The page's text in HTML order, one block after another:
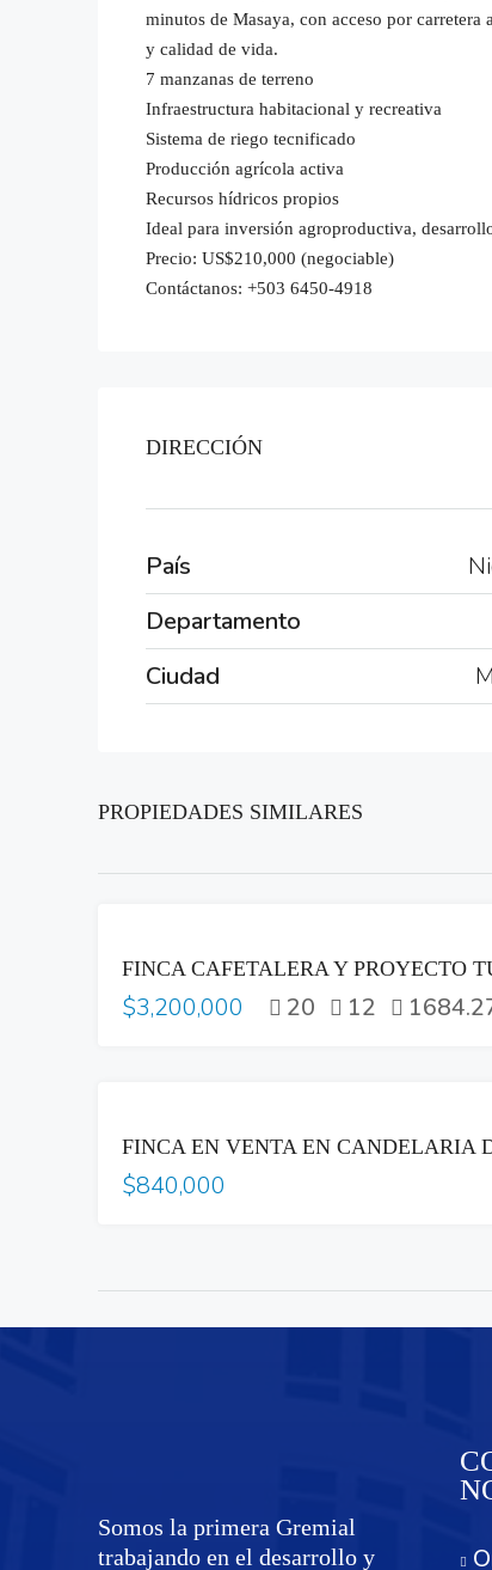
minutos de Masaya, con acceso por
y calidad de vida.
7 manzanas de terreno
Infraestructura habitacional y recreativa
Sistema de riego tecnificado
Producción agrícola activa
Recursos hídricos propios
Ideal para inversión agroproductiva,
Precio: US$210,000 (negociable)
Contáctanos: +503 6450-4918
DIRECCIÓN
País
Departamento
Ciudad
PROPIEDADES SIMILARES
$3,200,000 20 12
$840,000
Somos la primera Gremial
trabajando en el desarrollo y